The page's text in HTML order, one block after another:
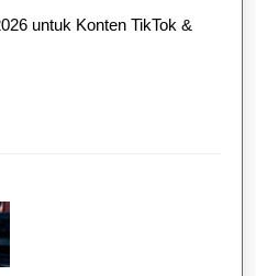
untuk Konten TikTok &